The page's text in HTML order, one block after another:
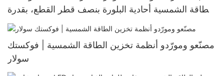
الطاقة الشمسية أحادية البلورة بنصف قطر القطع، بقدرة
مصنّعو ومورّدو أنظمة تخزين الطاقة الشمسية | فوكستك
سولار